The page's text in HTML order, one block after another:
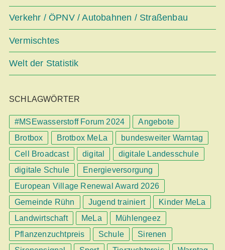
Verkehr / ÖPNV / Autobahnen / Straßenbau
Vermischtes
Welt der Statistik
SCHLAGWÖRTER
#MSEwasserstoff Forum 2024
Angebote
Brotbox
Brotbox MeLa
bundesweiter Warntag
Cell Broadcast
digital
digitale Landesschule
digitale Schule
Energieversorgung
European Village Renewal Award 2026
Gemeinde Rühn
Jugend trainiert
Kinder MeLa
Landwirtschaft
MeLa
Mühlengeez
Pflanzenzuchtpreis
Schule
Sirenen